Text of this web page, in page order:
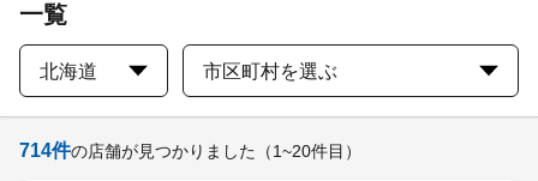
一覧
北海道 市区町村を選ぶ
714件の店舗が見つかりました （1~20件目）